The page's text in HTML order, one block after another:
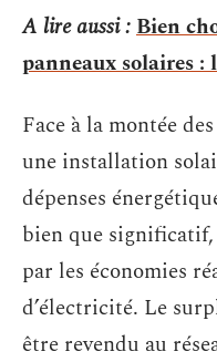
A lire aussi :Bien
panneaux solaires :
Face à la montée
une installation
dépenses
bien que
par les économies
d’électricité. Le
être revendu au